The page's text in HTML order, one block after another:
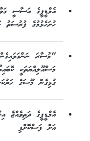
އެމްޑީޕީގެ އަސާސީ
ހުށަހެޅުމުގެ ފުރުސަތު
"މުސާރަ
މަސްއޫލިއްޔަތަކީ
ގުޅިގެން މޫސަގެ
އަށް ފަސްކޮށްފި